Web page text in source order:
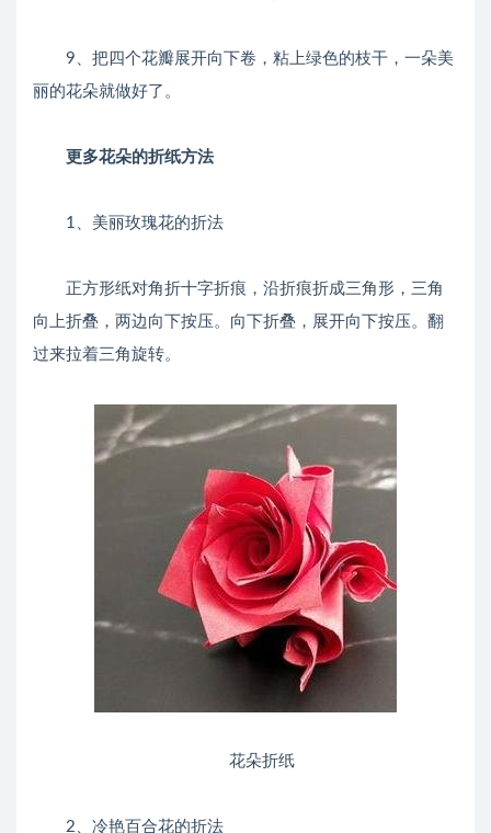
9、把四个花瓣展开向下卷，粘上绿色的枝干，一朵美
丽的花朵就做好了。
更多花朵的折纸方法
1、美丽玫瑰花的折法
正方形纸对角折十字折痕，沿折痕折成三角形，三角
向上折叠，两边向下按压。向下折叠，展开向下按压。翻
过来拉着三角旋转。
花朵折纸
2、冷艳百合花的折法